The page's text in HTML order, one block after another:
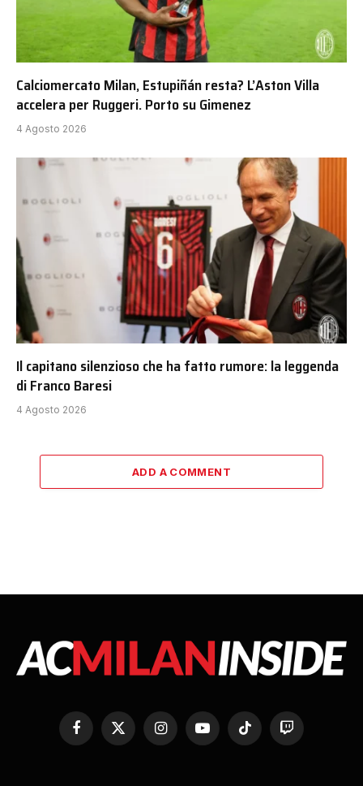
Calciomercato Milan, Estupiñán resta? L’Aston Villa
accelera per Ruggeri. Porto su Gimenez
4 Agosto 2026
Il capitano silenzioso che ha fatto rumore: la leggenda
di Franco Baresi
4 Agosto 2026
ADD A COMMENT
Facebook
X
(Twitter)
InstagramYouTubeTikTok Twitch